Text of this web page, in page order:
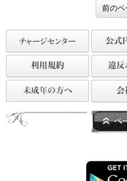
今回のニコニコ生放送も楽し
アヴァベルオンライン運営チ
前